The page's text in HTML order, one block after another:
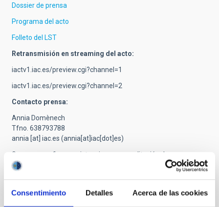
Consentimiento Detalles Acerca de las cookies
Dossier de prensa
Programa del acto
Folleto del LST
Retransmisión en streaming del acto:
iactv1.iac.es/preview.cgi?channel=1
iactv1.iac.es/preview.cgi?channel=2
Contacto prensa:
Annia Domènech
Tfno. 638793788
annia [at] iac.es (annia[at]iac[dot]es)
Se ruega confirmar asistencia para acreditación de prensa.
NOTA DE PRENSA